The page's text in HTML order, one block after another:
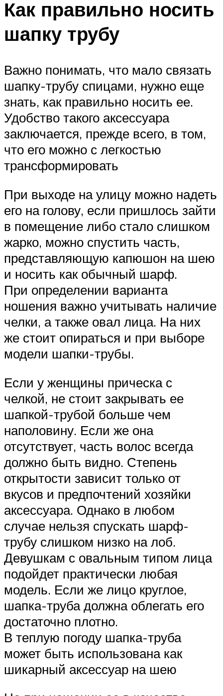
Как правильно носить
шапку трубу
Важно понимать, что мало связать
шапку-трубу спицами, нужно еще
знать, как правильно носить ее.
Удобство такого аксессуара
заключается, прежде всего, в том,
что его можно с легкостью
трансформировать
При выходе на улицу можно надеть
его на голову, если пришлось зайти
в помещение либо стало слишком
жарко, можно спустить часть,
представляющую капюшон на шею
и носить как обычный шарф.
При определении варианта
ношения важно учитывать наличие
челки, а также овал лица. На них
же стоит опираться и при выборе
модели шапки-трубы.
Если у женщины прическа с
челкой, не стоит закрывать ее
шапкой-трубой больше чем
наполовину. Если же она
отсутствует, часть волос всегда
должно быть видно. Степень
открытости зависит только от
вкусов и предпочтений хозяйки
аксессуара. Однако в любом
случае нельзя спускать шарф-
трубу слишком низко на лоб.
Девушкам с овальным типом лица
подойдет практически любая
модель. Если же лицо круглое,
шапка-труба должна облегать его
достаточно плотно.
В теплую погоду шапка-труба
может быть использована как
шикарный аксессуар на шею